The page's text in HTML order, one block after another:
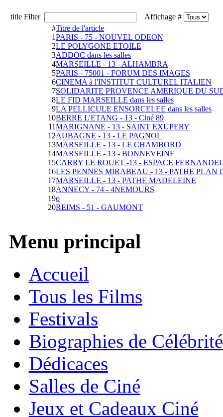
title Filter
Affichage #
#Titre de l'article
1PARIS - 75 - NOUVEL ODEON
2LE POLYGONE ETOILE
3ADDOC dans les salles
4MARSEILLE - 13 - ALHAMBRA
5PARIS - 75001 - FORUM DES IMAGES
6CINEMA à l'INSTITUT CULTUREL ITALIEN
7SOLIDARITE PROVENCE AMERIQUE DU SUD
8LE FID MARSEILLE dans les salles
9LA PELLICULE ENSORCELEE dans les salles
10BERRE L'ETANG - 13 - Ciné 89
11MARIGNANE - 13 - SAINT EXUPERY
12AUBAGNE - 13 - LE PAGNOL
13MARSEILLE - 13 - LE CHAMBORD
14MARSEILLE - 13 - BONNEVEINE
15CARRY LE ROUET -13 - ESPACE
16LES PENNES MIRABEAU - 13 - PATHE PLAN
17MARSEILLE - 13 - PATHE MADELEINE
18ANNECY - 74 - 4NEMOURS
19o
20REIMS - 51 - GAUMONT
Menu principal
Accueil
Tous les Films
Festivals
Biographies de
Dédicaces
Salles de Ciné
Jeux et Cadeaux Ciné